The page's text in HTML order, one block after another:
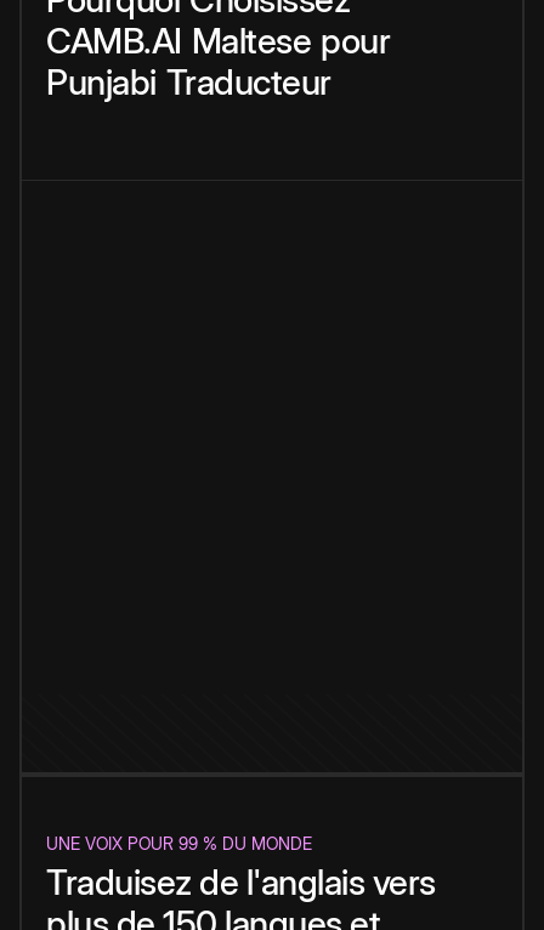
CAMB.AI Maltese pour
Punjabi Traducteur
UNE VOIX POUR 99 % DU MONDE
Traduisez de l'anglais vers